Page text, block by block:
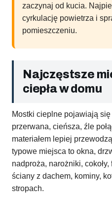
zaczynaj od kucia.
cyrkulację powietrza i
pomieszczeniu.
Najczęstsze
ciepła w domu
Mostki cieplne pojawiają
przerwana, cieńsza, źle
materiałem lepiej
typowe miejsca to okna,
nadproża, narożniki,
ściany z dachem, kominy,
stropach.